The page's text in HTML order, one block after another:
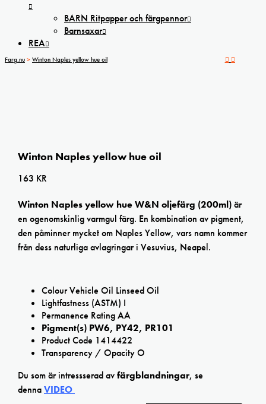
BARN Ritpapper och färgpennor
Barnsaxar
REA
Farg.nu > Winton Naples yellow hue oil
Winton Naples yellow hue oil
163 KR
Winton Naples yellow hue W&N oljefärg (200ml)är
en ogenomskinlig varmgul färg. En kombination av pigment,
den påminner mycket om Naples Yellow, vars namn kommer
från dess naturliga avlagringar i Vesuvius, Neapel.
Colour Vehicle Oil Linseed Oil
Lightfastness (ASTM) I
Permanence Rating AA
Pigment(s) PW6, PY42, PR101
Product Code 1414422
Transparency / Opacity O
Du som är intressserad avfärgblandningar, se
dennaVIDEO